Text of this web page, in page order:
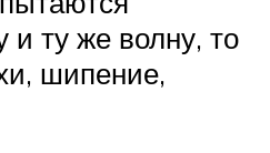
и ту же волну, то
шипение,